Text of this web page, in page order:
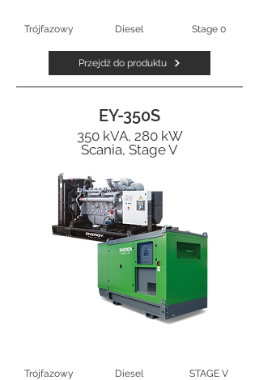
Trójfazowy Diesel Stage 0
Przejdź do produktu
EY-350S
350 kVA, 280 kW
Scania, Stage V
Trójfazowy Diesel STAGE V